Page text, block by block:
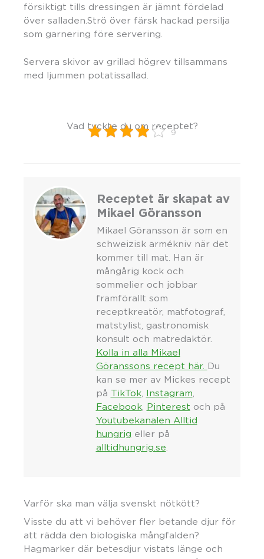
försiktigt tills dressingen är jämnt fördelad
över salladen.Strö över färsk hackad persilja
som garnering före servering.
Servera skivor av grillad högrev tillsammans
med ljummen potatissallad.
Vad tyckte du om receptet?
9
Receptet är skapat av
Mikael Göransson
Mikael Göransson är som en
schweizisk armékniv när det
kommer till mat. Han är
mångårig kock och
sommelier och jobbar
framförallt som
receptkreatör, matfotograf,
matstylist, gastronomisk
konsult och matredaktör.
Kolla in alla Mikael
Göranssons recept här. Du
kan se mer av Mickes recept
på TikTok, Instagram
Facebook, Pinterest och på
Youtubekanalen Alltid
hungrig eller på
alltidhungrig.se
Varför ska man välja svenskt nötkött?
Visste du att vi behöver fler betande djur för
att rädda den biologiska mångfalden?
Hagmarker där betesdjur vistats länge och